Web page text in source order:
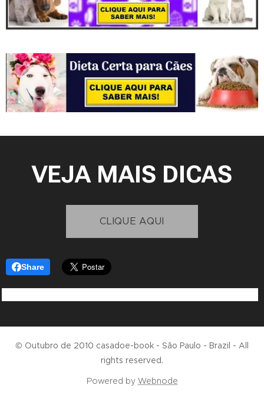
VEJA MAIS DICAS
CLIQUE AQUI
Share
© Outubro de 2010 casadoe-book - São Paulo - Brazil - All
rights reserved.
Powered by Webnode